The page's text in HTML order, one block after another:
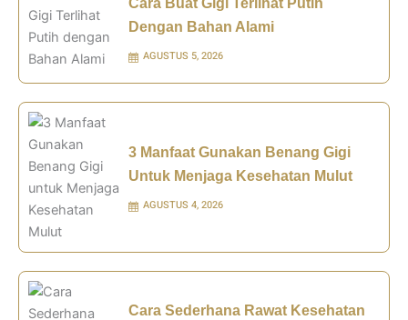
Cara Buat Gigi Terlihat Putih
Dengan Bahan Alami
AGUSTUS 5, 2026
3 Manfaat Gunakan Benang Gigi
Untuk Menjaga Kesehatan Mulut
AGUSTUS 4, 2026
Cara Sederhana Rawat Kesehatan